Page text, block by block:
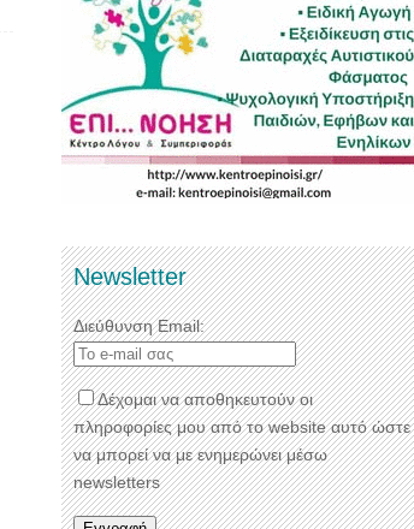
Newsletter
Διεύθυνση Email:
Δέχομαι να αποθηκευτούν οι
πληροφορίες μου από το website αυτό ώστε
να μπορεί να με ενημερώνει μέσω
newsletters